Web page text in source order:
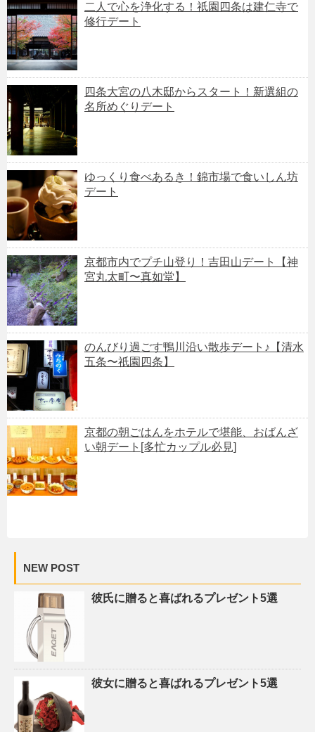
二人で心を浄化する！祇園四条は建仁寺で
修行デート
四条大宮の八木邸からスタート！新選組の
名所めぐりデート
ゆっくり食べあるき！錦市場で食いしん坊
デート
京都市内でプチ山登り！吉田山デート【神
宮丸太町〜真如堂】
のんびり過ごす鴨川沿い散歩デート♪【清水
五条〜祇園四条】
京都の朝ごはんをホテルで堪能、おばんざ
い朝デート[多忙カップル必見]
NEW POST
彼氏に贈ると喜ばれるプレゼント5選
彼女に贈ると喜ばれるプレゼント5選